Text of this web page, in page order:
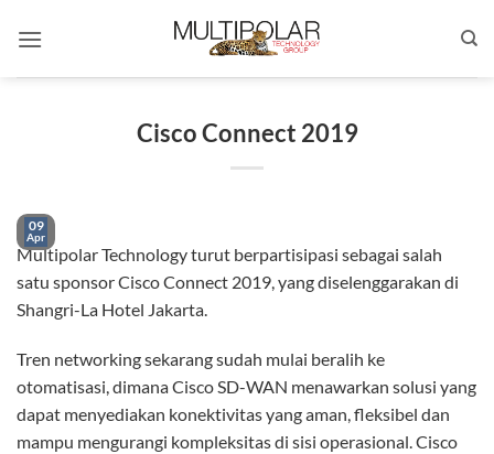
Cisco Connect 2019
09
Apr
Multipolar Technology turut berpartisipasi sebagai salah
satu sponsor Cisco Connect 2019, yang diselenggarakan di
Shangri-La Hotel Jakarta.
Tren networking sekarang sudah mulai beralih ke
otomatisasi, dimana Cisco SD-WAN menawarkan solusi yang
dapat menyediakan konektivitas yang aman, fleksibel dan
mampu mengurangi kompleksitas di sisi operasional. Cisco